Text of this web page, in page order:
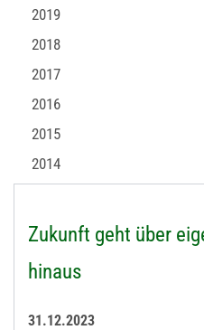
2019
2018
2017
2016
2015
2014
Zukunft geht über
hinaus
31.12.2023